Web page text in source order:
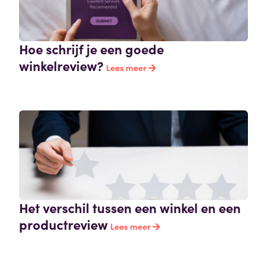
Hoe schrijf je een goede
winkelreview? Lees meer
Het verschil tussen een winkel en een
productreview Lees meer